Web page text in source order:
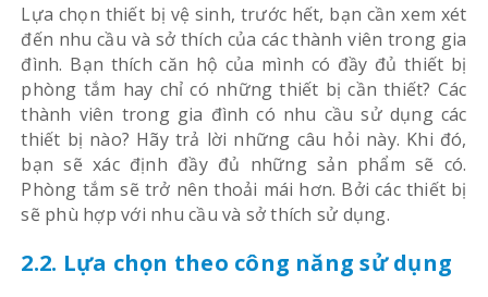
Lựa chọn thiết bị vệ sinh, trước hết, bạn cần xem xét
đến nhu cầu và sở thích của các thành viên trong gia
đình. Bạn thích căn hộ của mình có đầy đủ thiết bị
phòng tắm hay chỉ có những thiết bị cần thiết? Các
thành viên trong gia đình có nhu cầu sử dụng các
thiết bị nào? Hãy trả lời những câu hỏi này. Khi đó,
bạn sẽ xác định đầy đủ những sản phẩm sẽ có.
Phòng tắm sẽ trở nên thoải mái hơn. Bởi các thiết bị
sẽ phù hợp với nhu cầu và sở thích sử dụng.
2.2. Lựa chọn theo công năng sử dụng